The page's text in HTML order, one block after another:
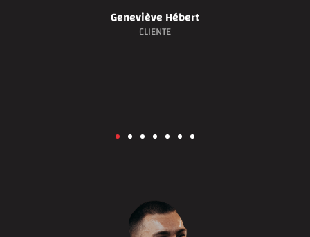
Geneviève Hébert
CLIENTE